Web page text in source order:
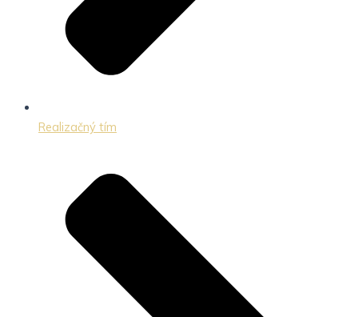
Realizačný tím